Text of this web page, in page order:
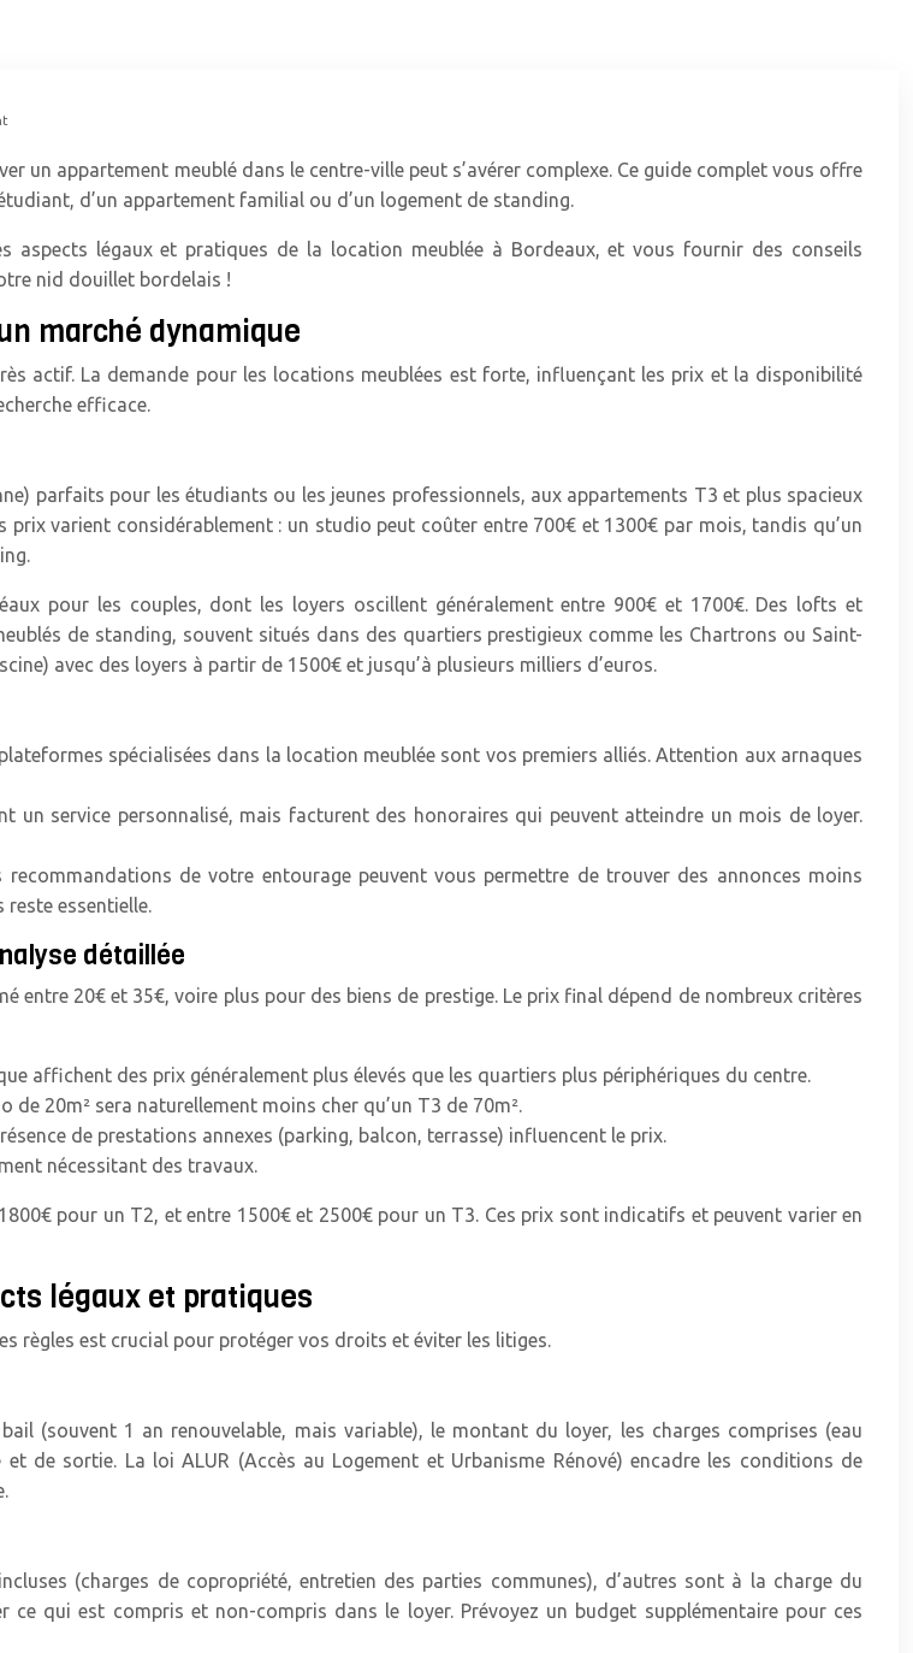
un appartement meublé dans le centre-ville peut s’avérer complexe. Ce guide complet vous offre
d’un appartement familial ou d’un logement de standing.
aspects légaux et pratiques de la location meublée à Bordeaux, et vous fournir des conseils
nid douillet bordelais !
marché dynamique
actif. La demande pour les locations meublées est forte, influençant les prix et la disponibilité
efficace.
parfaits pour les étudiants ou les jeunes professionnels, aux appartements T3 et plus spacieux
varient considérablement : un studio peut coûter entre 700€ et 1300€ par mois, tandis qu’un
pour les couples, dont les loyers oscillent généralement entre 900€ et 1700€. Des lofts et
de standing, souvent situés dans des quartiers prestigieux comme les Chartrons ou Saint-
avec des loyers à partir de 1500€ et jusqu’à plusieurs milliers d’euros.
plateformes spécialisées dans la location meublée sont vos premiers alliés. Attention aux arnaques
un service personnalisé, mais facturent des honoraires qui peuvent atteindre un mois de loyer.
recommandations de votre entourage peuvent vous permettre de trouver des annonces moins
essentielle.
détaillée
entre 20€ et 35€, voire plus pour des biens de prestige. Le prix final dépend de nombreux critères
affichent des prix généralement plus élevés que les quartiers plus périphériques du centre.
20m² sera naturellement moins cher qu’un T3 de 70m².
de prestations annexes (parking, balcon, terrasse) influencent le prix.
nécessitant des travaux.
pour un T2, et entre 1500€ et 2500€ pour un T3. Ces prix sont indicatifs et peuvent varier en
légaux et pratiques
règles est crucial pour protéger vos droits et éviter les litiges.
(souvent 1 an renouvelable, mais variable), le montant du loyer, les charges comprises (eau
de sortie. La loi ALUR (Accès au Logement et Urbanisme Rénové) encadre les conditions de
(charges de copropriété, entretien des parties communes), d’autres sont à la charge du
qui est compris et non-compris dans le loyer. Prévoyez un budget supplémentaire pour ces